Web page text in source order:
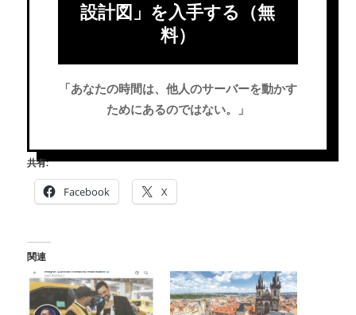
設計図」を入手する（無
料）
「あなたの時間は、他人のサーバーを動かす
ためにあるのではない。」
共有:
Facebook X
関連